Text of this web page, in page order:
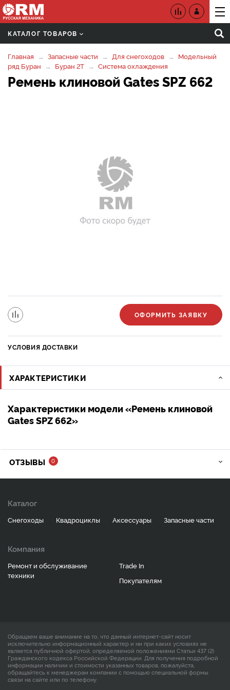
КАТАЛОГ ТОВАРОВ
Главная Запасные части Для снегоходов
Модельный
ряд Буран
Буран 2Т Система охлаждения
Ремень клиновой Gates SPZ 662
ОФОРМИТЬ ЗАЯВКУ
УСЛОВИЯ ДОСТАВКИ
ХАРАКТЕРИСТИКИ
Характеристики модели «Ремень клиновой
Gates SPZ 662»
ОТЗЫВЫ 0
Каталог
Снегоходы Квадроциклы Аксессуары Запасные части
Компания
Ремонт и обслуживание
техники
Trade In
Покупателям
Обращаем ваше внимание на то, что данный интернет-сайт носит
исключительно информационный характер и ни при каких условиях не
является публичной офертой, определяемой положениями Статьи 437 (2)
Гражданского кодекса Российской Федерации. Для получения подробной
информации наличии и стоимости указанных товаров, пожалуйста,
обращайтесь к менеджерам компании с помощью специальной формы
связи на сайте или по телефону.